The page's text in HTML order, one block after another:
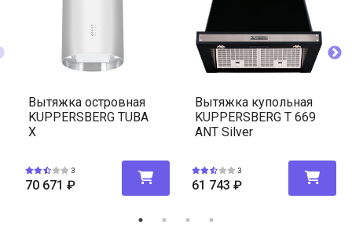
Вытяжка островная
KUPPERSBERG TUBA
X
3
70 671 ₽
Вытяжка купольная
KUPPERSBERG T 669
ANT Silver
3
61 743 ₽